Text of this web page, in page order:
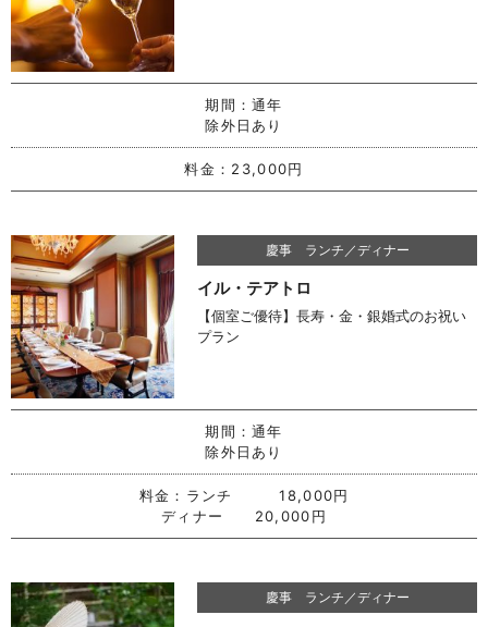
期間：通年
除外日あり
料金： 23,000円
慶事 ランチ／ディナー
イル・テアトロ
【個室ご優待】長寿・金・銀婚式のお祝い
プラン
期間：通年
除外日あり
料金： ランチ 18,000円
ディナー 20,000円
慶事 ランチ／ディナー